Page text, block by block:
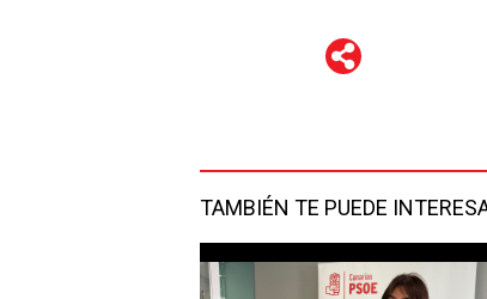
TAMBIÉN TE PUEDE